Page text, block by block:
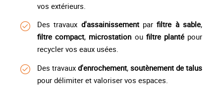
vos extérieurs.
Des travaux d'assainissementparfiltre à sable,
filtre compact, microstation ou filtre plantépour
recycler vos eaux usées.
Des travaux d'enrochement, soutènement de talus
pour délimiter et valoriser vos espaces.